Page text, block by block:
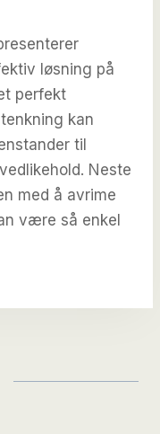
løsning på
perfekt
kan
til
Neste
med å avrime
være så enkel